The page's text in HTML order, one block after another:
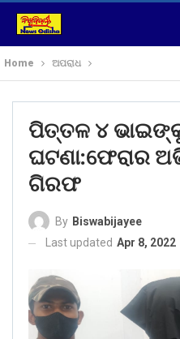
Home ଅପରାଧ
ପିତ୍ତଳ ୪
ଘଟଣା:ଫେରାର
ଗିରଫ
By Biswabijayee
Last updated Apr 8, 2022